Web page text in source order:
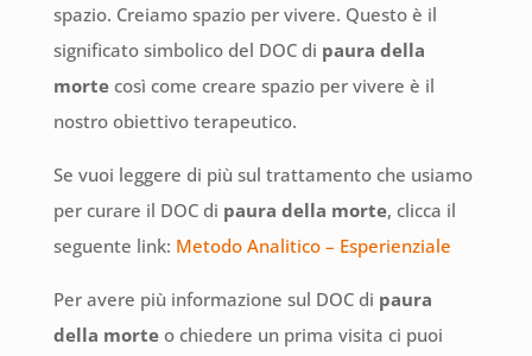
spazio. Creiamo spazio per vivere. Questo è il
significato simbolico del DOC di paura della
morte così come creare spazio per vivere è il
nostro obiettivo terapeutico.
Se vuoi leggere di più sul trattamento che usiamo
per curare il DOC di paura della morte, clicca il
seguente link: Metodo Analitico – Esperienziale
Per avere più informazione sul DOC di paura
della morte o chiedere un prima visita ci puoi